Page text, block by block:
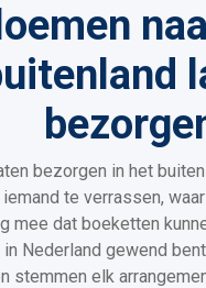
bezorgen in het
te verrassen,
mee dat boeketten
Nederland gewend
stemmen elk